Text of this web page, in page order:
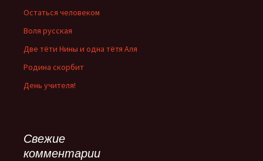
Остаться человеком
Воля русская
Две тёти Нины и одна тётя Аля
Родина скорбит
День учителя!
Свежие
комментарии